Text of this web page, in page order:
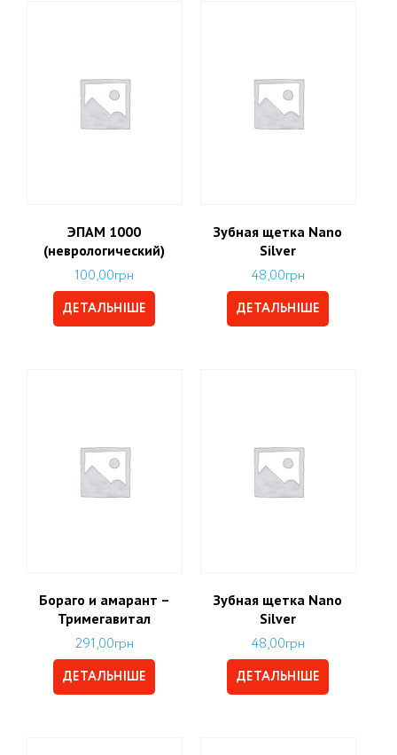
ЭПАМ 1000
(неврологический)
100,00грн
ДЕТАЛЬНІШЕ
Зубная щетка Nano
Silver
48,00грн
ДЕТАЛЬНІШЕ
Бораго и амарант –
Тримегавитал
291,00грн
ДЕТАЛЬНІШЕ
Зубная щетка Nano
Silver
48,00грн
ДЕТАЛЬНІШЕ